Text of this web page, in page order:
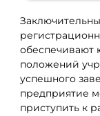
обеспечивают
положений
успешного
предприятие
приступить к